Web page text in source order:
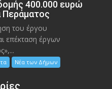
400.000 ευρώ
Περάματος
του έργου
επέκταση έργων
Νέα των Δήμων